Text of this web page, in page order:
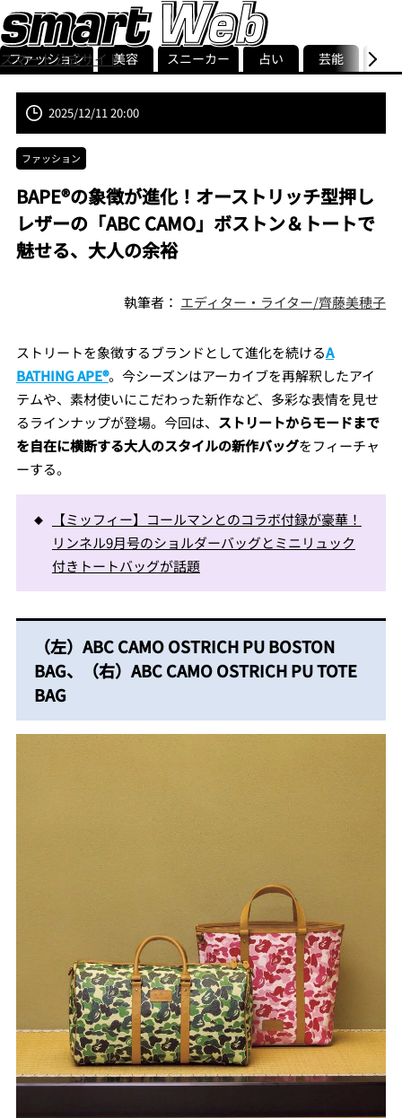
スマート公式サイト
smart最新号
記事一覧ランキング
ストリ
ファッション 美容 スニーカー 占い 芸能 グル
2025/12/11 20:00
ファッション
BAPE®の象徴が進化！オーストリッチ型押し
レザーの「ABC CAMO」ボストン＆トートで
魅せる、大人の余裕
執筆者： エディター・ライター/齊藤美穂子
ストリートを象徴するブランドとして進化を続けるA
BATHING APE®。今シーズンはアーカイブを再解釈したアイ
テムや、素材使いにこだわった新作など、多彩な表情を見せ
るラインナップが登場。今回は、 ストリートからモードまで
を自在に横断する大人のスタイルの新作バッグをフィーチャ
ーする。
【ミッフィー】コールマンとのコラボ付録が豪華！
リンネル9月号のショルダーバッグとミニリュック
付きトートバッグが話題
（左）ABC CAMO OSTRICH PU BOSTON
BAG、（右）ABC CAMO OSTRICH PU TOTE
BAG